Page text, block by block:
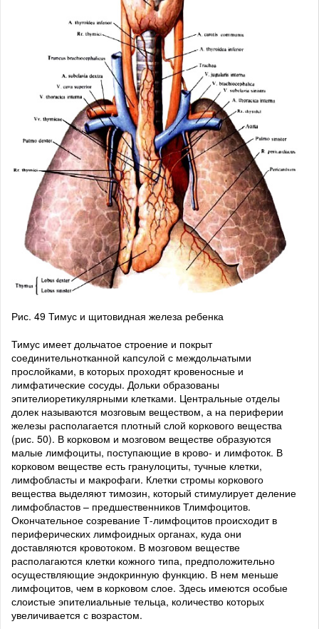
Рис. 49 Тимус и щитовидная железа ребенка
Тимус имеет дольчатое строение и покрыт
соединительнотканной капсулой с междольчатыми
прослойками, в которых проходят кровеносные и
лимфатические сосуды. Дольки образованы
эпителиоретикулярными клетками. Центральные отделы
долек называются мозговым веществом, а на периферии
железы располагается плотный слой коркового вещества
(рис. 50). В корковом и мозговом веществе образуются
малые лимфоциты, поступающие в крово- и лимфоток. В
корковом веществе есть гранулоциты, тучные клетки,
лимфобласты и макрофаги. Клетки стромы коркового
вещества выделяют тимозин, который стимулирует деление
лимфобластов – предшественников Тлимфоцитов.
Окончательное созревание Т-лимфоцитов происходит в
периферических лимфоидных органах, куда они
доставляются кровотоком. В мозговом веществе
располагаются клетки кожного типа, предположительно
осуществляющие эндокринную функцию. В нем меньше
лимфоцитов, чем в корковом слое. Здесь имеются особые
слоистые эпителиальные тельца, количество которых
увеличивается с возрастом.